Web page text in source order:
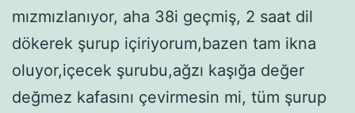
mızmızlanıyor, aha 38i geçmiş, 2 saat dil
dökerek şurup içiriyorum,bazen tam ikna
oluyor,içecek şurubu,ağzı kaşığa değer
değmez kafasını çevirmesin mi, tüm şurup